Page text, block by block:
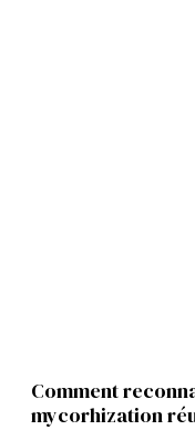
Comment
mycorhization